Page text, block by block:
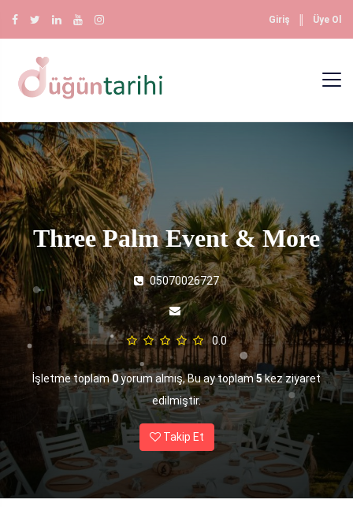
Giriş Üye Ol
Three Palm Event & More
05070026727
0.0
İşletme toplam0yorum almış, Bu ay toplam5kez ziyaret
edilmiştir.
Takip Et